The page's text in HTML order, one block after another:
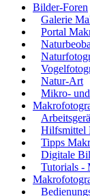
Bilder-Foren
Galerie
Portal
Natur-Art
Mikro-
Hilfsmittel
Tipps
Digitale
Tutorials -